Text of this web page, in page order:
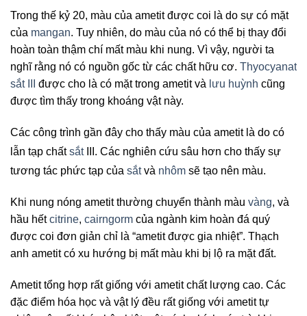
Trong thế kỷ 20, màu của ametit được coi là do sự có mặt
của mangan. Tuy nhiên, do màu của nó có thể bị thay đổi
hoàn toàn thậm chí mất màu khi nung. Vì vậy, người ta
nghĩ rằng nó có nguồn gốc từ các chất hữu cơ. Thyocyanat
sắt III
được cho là có mặt trong ametit và lưu huỳnh cũng
được tìm thấy trong khoáng vật này.
Các công trình gần đây cho thấy màu của ametit là do có
lẫn tạp chấtsắtIII . Các nghiên cứu sâu hơn cho thấy sự
tương tác phức tạp của sắtvà nhôm sẽ tạo nên màu.
Khi nung nóng ametit thường chuyển thành màu vàng, và
hầu hếtcitrine, cairngorm của ngành kim hoàn đá quý
được coi đơn giản chỉ là “ametit được gia nhiệt”. Thạch
anh ametit có xu hướng bị mất màu khi bị lộ ra mặt đất.
Ametit tổng hợp rất giống với ametit chất lượng cao. Các
đặc điểm hóa học và vật lý đều rất giống với ametit tự